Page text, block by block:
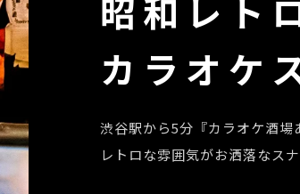
昭和レト
カラオケ
渋谷駅から5分『カラオケ酒場
レトロな雰囲気がお洒落なス